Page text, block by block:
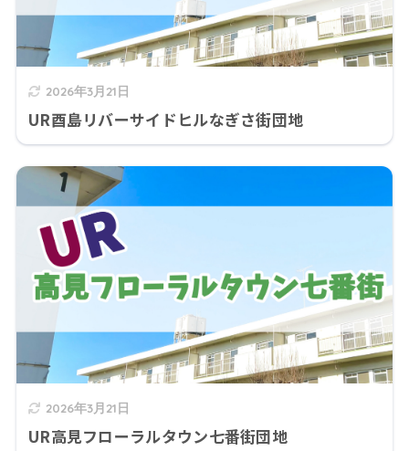
2026年3月21日
UR酉島リバーサイドヒルなぎさ街団地
2026年3月21日
UR高見フローラルタウン七番街団地